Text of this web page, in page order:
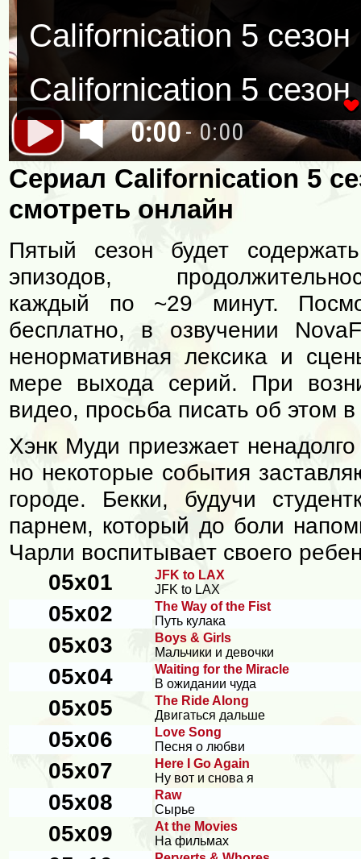
0:00- 0:00
Californication 5
Californication 5
Californication 5
Californication 5
Californication 5
Californication 5
Californication 5
Сериал Californication 5
смотреть онлайн
Пятый сезон будет
эпизодов,
каждый по ~29 минут.
бесплатно, в озвучении
ненормативная лексика и
мере выхода серий. При
видео, просьба писать об этом
Хэнк Муди приезжает
но некоторые события
городе. Бекки, будучи
парнем, который до боли
Чарли воспитывает своего
05x01
JFK to LAX
JFK to LAX
05x02
The Way of the Fist
Путь кулака
05x03
Boys & Girls
Мальчики и девочки
05x04
Waiting for the Miracle
В ожидании чуда
05x05
The Ride Along
Двигаться дальше
05x06
Love Song
Песня о любви
05x07
Here I Go Again
Ну вот и снова я
05x08
Raw
Сырье
05x09
At the Movies
На фильмах